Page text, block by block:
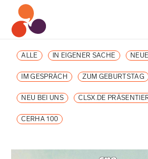
ALLE IN EIGENER SACHE
IM GESPRÄCH ZUM GEBURTSTAG
NEU BEI UNS CLSX.DE
CERHA 100